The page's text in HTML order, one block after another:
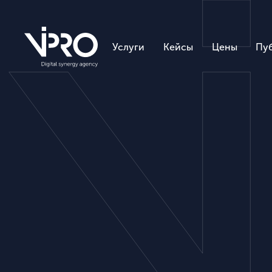
Услуги Кейсы Цены